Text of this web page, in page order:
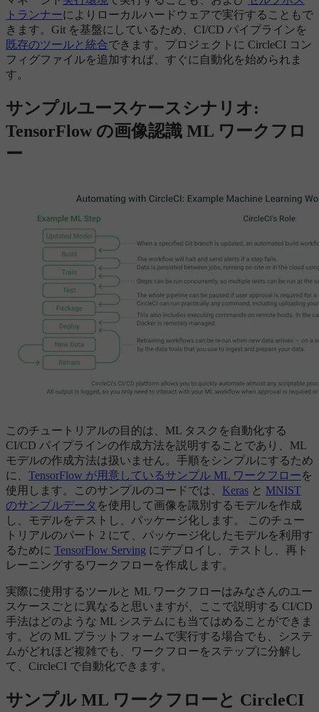
トランナーによりローカルハードウェアで実行することもで
きます。Git を基盤にしているため、CI/CD パイプラインを
既存のツールと統合できます。プロジェクトに CircleCI コン
フィグファイルを追加すれば、すぐに自動化を始められま
す。
サンプルユースケースシナリオ:
TensorFlow の画像認識 ML ワークフロ
ー
このチュートリアルの目的は、ML タスクを自動化する
CI/CD パイプラインの作成方法を説明することであり、ML
モデルの作成方法は扱いません。手順をシンプルにするため
に、 TensorFlow が用意しているサンプル ML ワークフローを
使用します。このサンプルのコードでは、 Keras と MNIST
のサンプルデータ を使用して画像を識別するモデルを作成
し、モデルをテストし、パッケージ化します。 このチュー
トリアルのパート 2 にて、パッケージ化したモデルを利用す
るために TensorFlow Serving にデプロイし、テストし、再ト
レーニングするワークフローを作成します。
実際に使用するツールと ML ワークフローはみなさんのユー
スケースごとに異なると思いますが、ここで説明する CI/CD
手法はどのような ML システムにも当てはめることができま
す。どの ML プラットフォームで実行する場合でも、システ
ムがどれほど複雑でも、ワークフローをステップに分解し
て、CircleCI で自動化できます。
サンプル ML ワークフローと CircleCI